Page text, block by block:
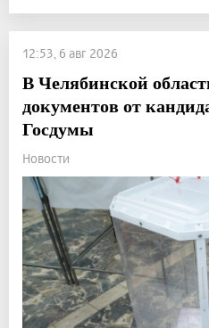
12:53, 6 авг 2026
В Челябинской
документов от
Госдумы
Новости